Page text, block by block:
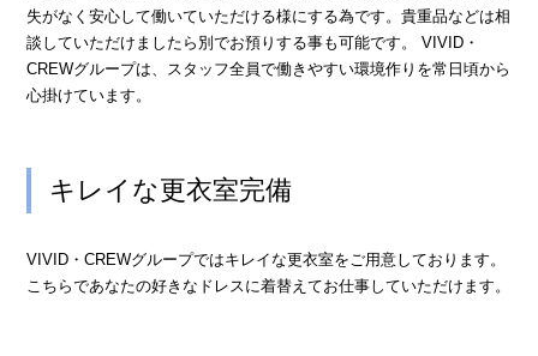
› 託児所代金全額負担
› お得な特典
› 連絡先交換、同伴アフター 一切なし！
› 出稼ぎ特典
› お友達紹介キャンペーン
› 衣装・ドレス・靴 無料貸出しOK!
失がなく安心して働いていただける様にする為です。貴重品などは相
談していただけましたら別でお預りする事も可能です。 VIVID・
CREWグループは、スタッフ全員で働きやすい環境作りを常日頃から
心掛けています。
キレイな更衣室完備
VIVID・CREWグループではキレイな更衣室をご用意しております。
こちらであなたの好きなドレスに着替えてお仕事していただけます。